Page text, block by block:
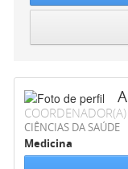
COORDENADOR(A)
CIÊNCIAS DA SAÚDE
Medicina